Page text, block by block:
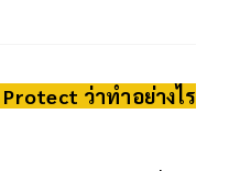
ว่าทำอย่างไร